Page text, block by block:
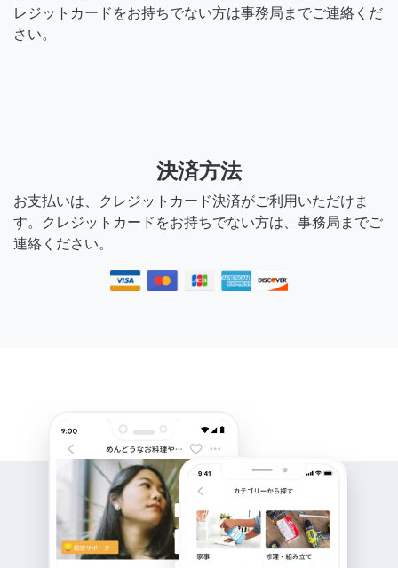
レジットカードをお持ちでない方は事務局までご連絡くだ
さい。
決済方法
お支払いは、クレジットカード決済がご利用いただけま
す。クレジットカードをお持ちでない方は、事務局までご
連絡ください。